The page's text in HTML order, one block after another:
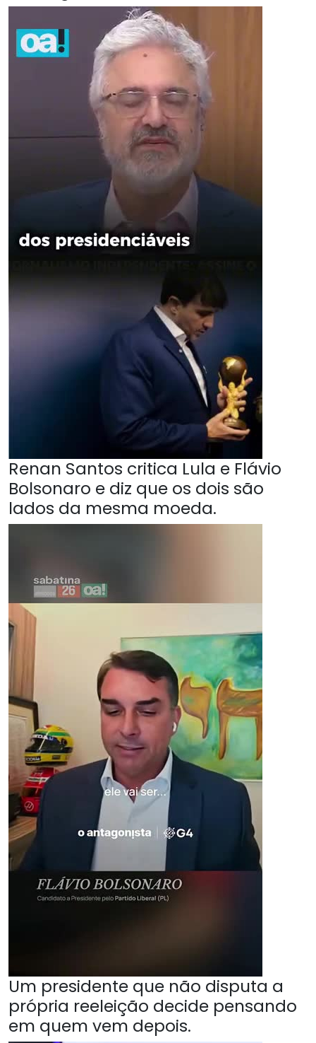
Renan Santos critica Lula e Flávio
Bolsonaro e diz que os dois são
lados da mesma moeda.
Um presidente que não disputa a
própria reeleição decide pensando
em quem vem depois.